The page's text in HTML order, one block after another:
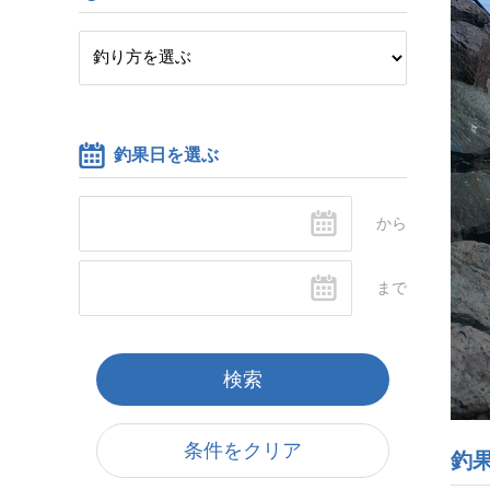
釣果日を選ぶ
条件をクリア 釣